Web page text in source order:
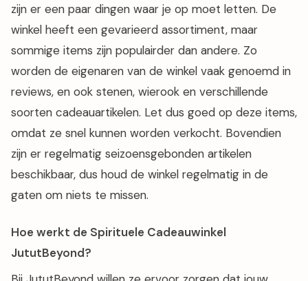
zijn er een paar dingen waar je op moet letten. De
winkel heeft een gevarieerd assortiment, maar
sommige items zijn populairder dan andere. Zo
worden de eigenaren van de winkel vaak genoemd in
reviews, en ook stenen, wierook en verschillende
soorten cadeauartikelen. Let dus goed op deze items,
omdat ze snel kunnen worden verkocht. Bovendien
zijn er regelmatig seizoensgebonden artikelen
beschikbaar, dus houd de winkel regelmatig in de
gaten om niets te missen.
Hoe werkt de Spirituele Cadeauwinkel
JututBeyond?